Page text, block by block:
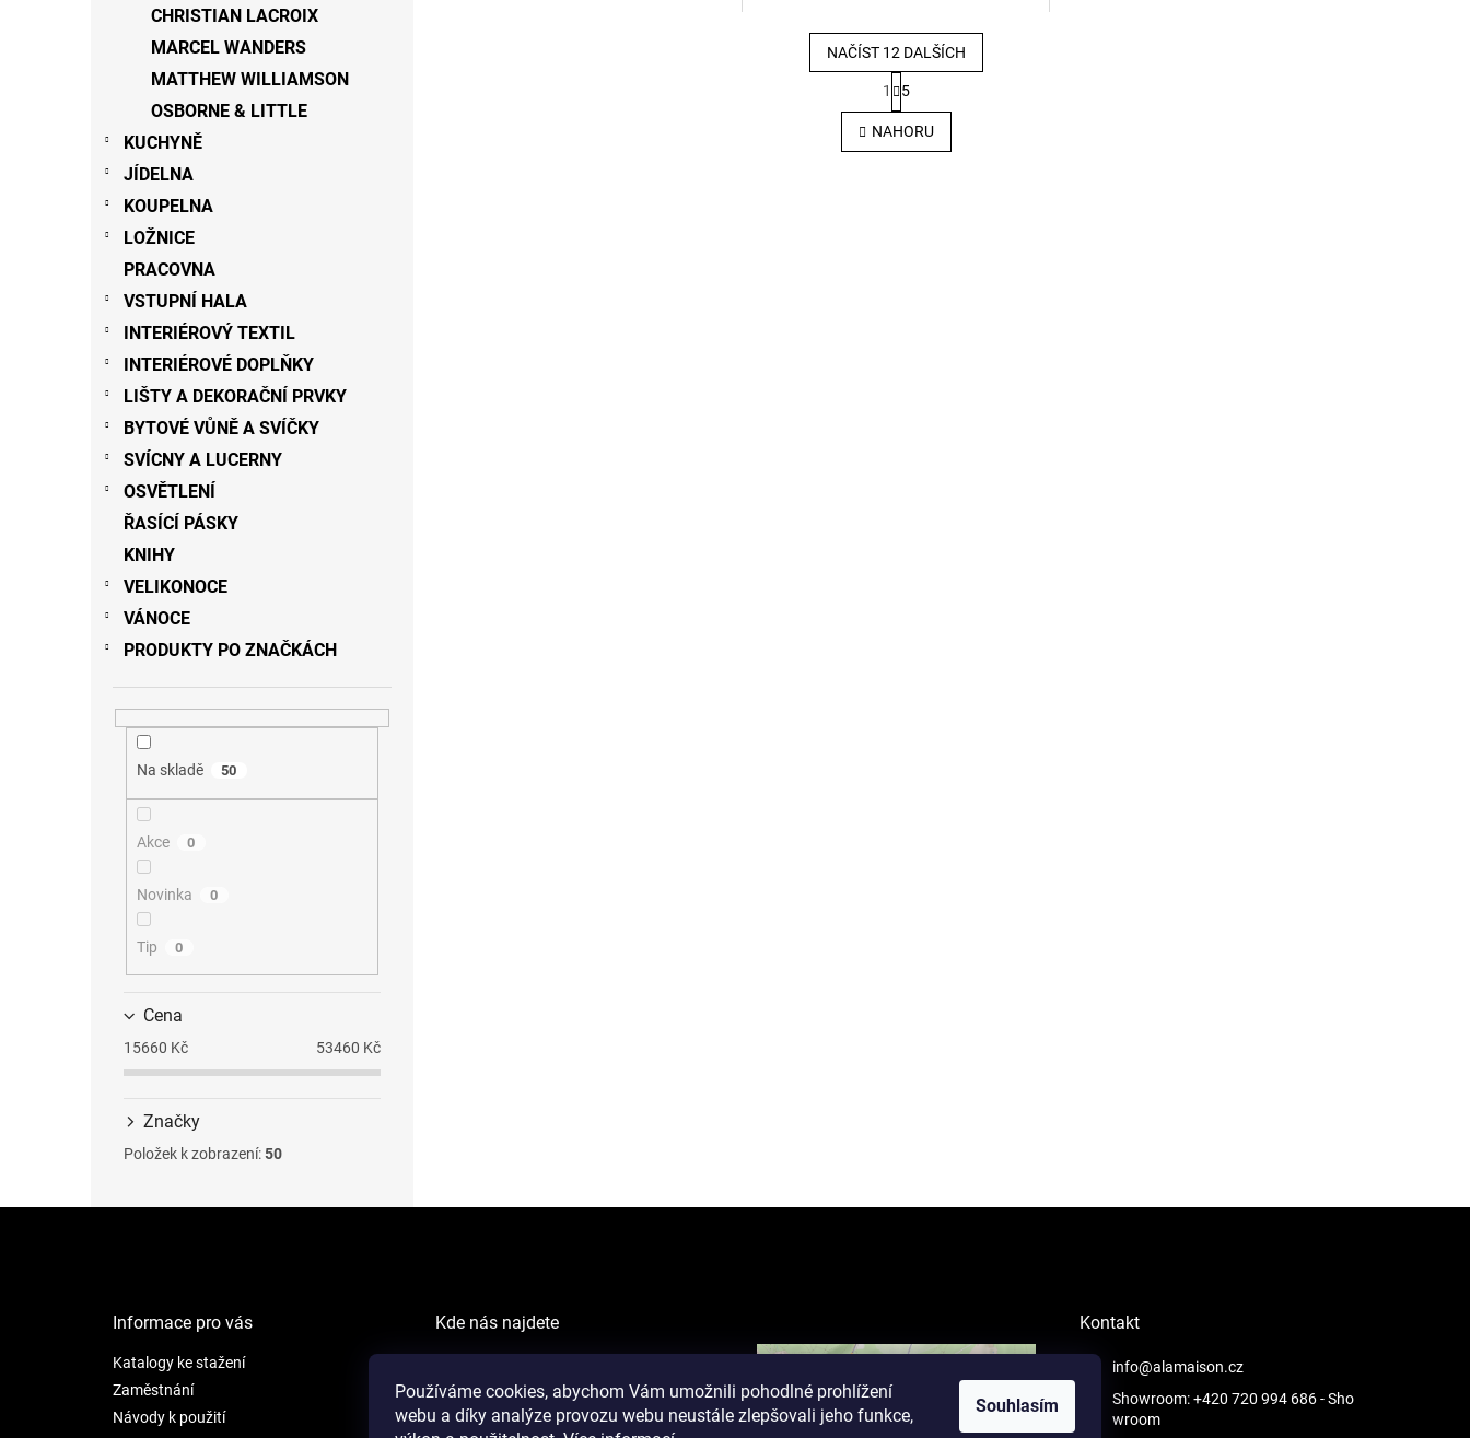
Používáme cookies, abychom Vám umožnili pohodlné prohlížení
webu a díky analýze provozu webu neustále zlepšovali jeho funkce,
Souhlasím
CHRISTIAN LACROIX
MARCEL WANDERS
MATTHEW WILLIAMSON
OSBORNE & LITTLE
KUCHYNĚ
JÍDELNA
KOUPELNA
LOŽNICE
PRACOVNA
VSTUPNÍ HALA
INTERIÉROVÝ TEXTIL
INTERIÉROVÉ DOPLŇKY
LIŠTY A DEKORAČNÍ PRVKY
BYTOVÉ VŮNĚ A SVÍČKY
SVÍCNY A LUCERNY
OSVĚTLENÍ
ŘASÍCÍ PÁSKY
KNIHY
VELIKONOCE
VÁNOCE
PRODUKTY PO ZNAČKÁCH
Na skladě 50
Akce 0
Novinka 0
Tip 0
Cena
15660 Kč 53460 Kč
Značky
Položek k zobrazení:50
O
v
l
NAČÍST 12 DALŠÍCH
S
t
r
á
n
1 5
NAHORU
Informace pro vás
Katalogy ke stažení
Zaměstnání
Návody k použití
Kde nás najdete
Šafránkova 1238/1
Praha 5
Kontakt
info@alamaison.cz
Showroom: +420 720 994 686- Sho
wroom